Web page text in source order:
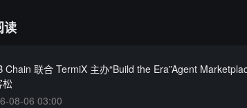
读
Chain 联合 TermiX 主办“Build the Era”Agent
松
08-06 03:00